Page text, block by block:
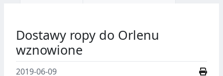
Dostawy ropy do Orlenu
wznowione
2019-06-09